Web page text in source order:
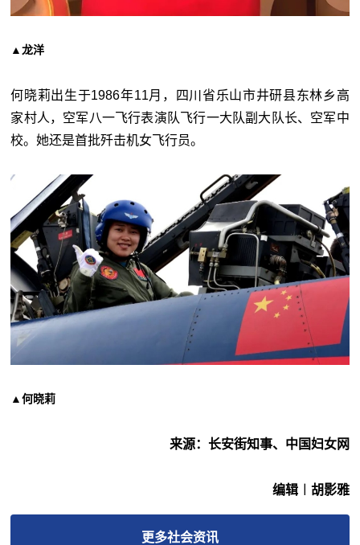
▲龙洋
何晓莉出生于1986年11月，四川省乐山市井研县东林乡高
家村人，空军八一飞行表演队飞行一大队副大队长、空军中
校。她还是首批歼击机女飞行员。
▲何晓莉
来源：长安街知事、中国妇女网
编辑︱胡影雅
更多社会资讯